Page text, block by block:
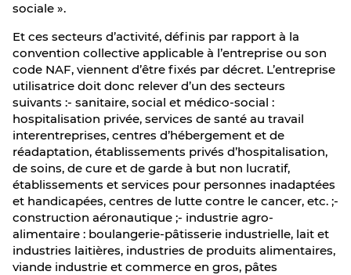
sociale ».
Et ces secteurs d’activité, définis par rapport à la
convention collective applicable à l’entreprise ou son
code NAF, viennent d’être fixés par décret. L’entreprise
utilisatrice doit donc relever d’un des secteurs
suivants :- sanitaire, social et médico-social :
hospitalisation privée, services de santé au travail
interentreprises, centres d’hébergement et de
réadaptation, établissements privés d’hospitalisation,
de soins, de cure et de garde à but non lucratif,
établissements et services pour personnes inadaptées
et handicapées, centres de lutte contre le cancer, etc. ;-
construction aéronautique ;- industrie agro-
alimentaire : boulangerie-pâtisserie industrielle, lait et
industries laitières, industries de produits alimentaires,
viande industrie et commerce en gros, pâtes